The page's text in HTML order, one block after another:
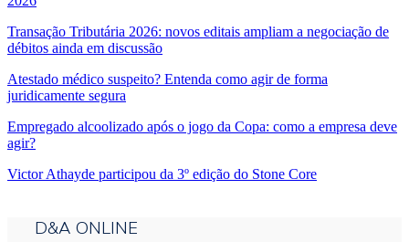
Transação Tributária 2026: novos editais ampliam a negociação de
débitos ainda em discussão
Atestado médico suspeito? Entenda como agir de forma
juridicamente segura
Empregado alcoolizado após o jogo da Copa: como a empresa deve
agir?
Victor Athayde participou da 3º edição do Stone Core
D&A ONLINE